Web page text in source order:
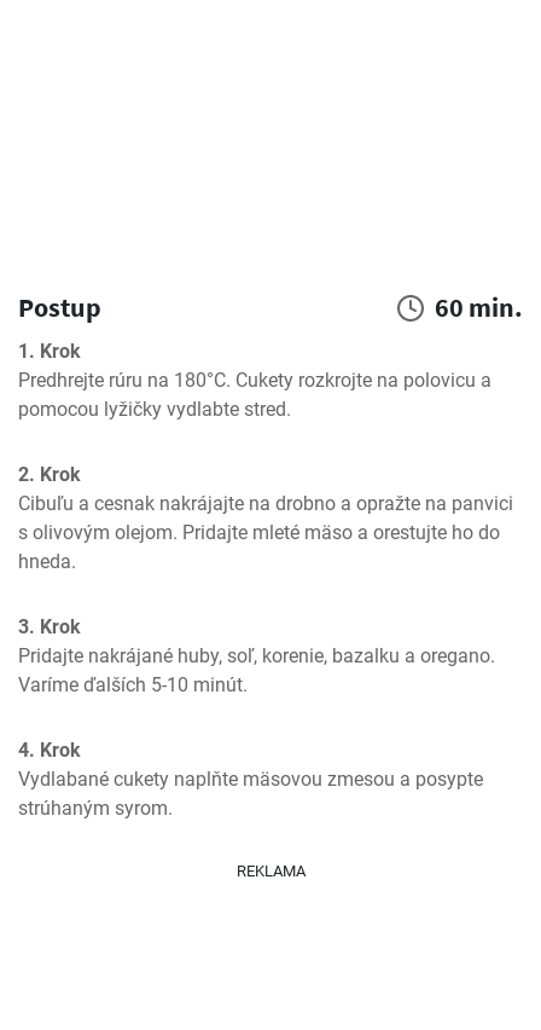
Postup 60 min.
1. Krok
Predhrejte rúru na 180°C. Cukety rozkrojte na polovicu a
pomocou lyžičky vydlabte stred.
2. Krok
Cibuľu a cesnak nakrájajte na drobno a opražte na panvici
s olivovým olejom. Pridajte mleté mäso a orestujte ho do
hneda.
3. Krok
Pridajte nakrájané huby, soľ, korenie, bazalku a oregano.
Varíme ďalších 5-10 minút.
4. Krok
Vydlabané cukety naplňte mäsovou zmesou a posypte
strúhaným syrom.
REKLAMA